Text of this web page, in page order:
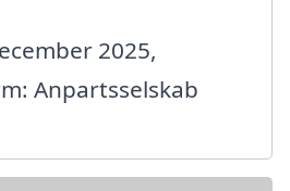
2025,
Anpartsselskab